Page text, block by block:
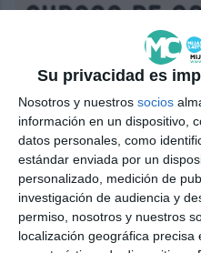
Su privacidad es
Nosotros y nuestros socios
información en un dispositivo,
datos personales, como
estándar enviada por un
personalizado, medición de
investigación de audiencia y
permiso, nosotros y nuestros
localización geográfica